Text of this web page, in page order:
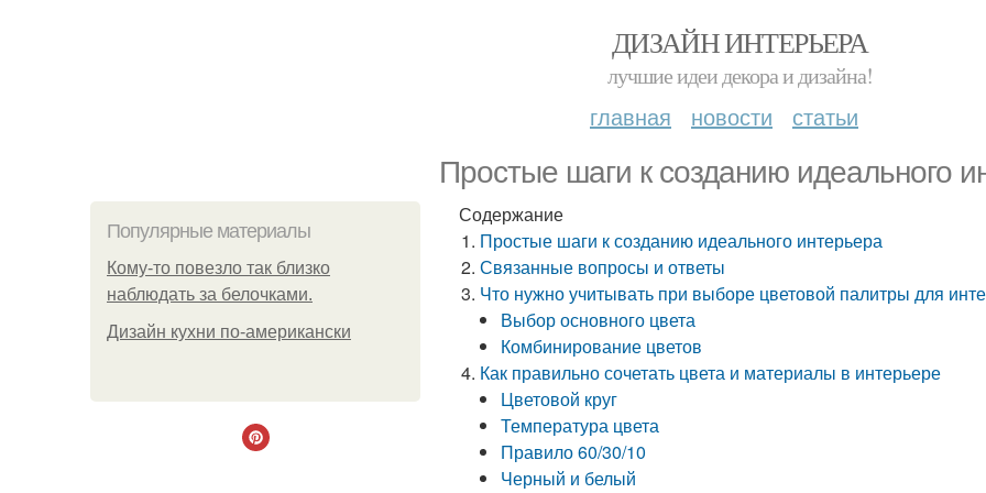
ДИЗАЙН ИНТЕРЬЕРА
лучшие идеи декора и дизайна!
главная новости статьи
Простые шаги к созданию идеального
Популярные материалы
Кому-то повезло так близко
наблюдать за белочками.
Дизайн кухни по-американски
Содержание
Простые шаги к созданию идеального интерьера
Связанные вопросы и ответы
Что нужно учитывать при выборе цветовой палитры для
Выбор основного цвета
Комбинирование цветов
Как правильно сочетать цвета и материалы в интерьере
Цветовой круг
Температура цвета
Правило 60/30/10
Черный и белый